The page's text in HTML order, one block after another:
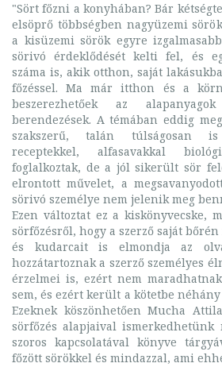
"Sört főzni a konyhában? Bár
elsöprő többségben nagyüzemi
a kisüzemi sörök egyre
sörivó érdeklődését kelti fel, és
száma is, akik otthon, saját
főzéssel. Ma már itthon és a
beszerezhetőek az
berendezések. A témában eddig
szakszerű, talán túlságosan
receptekkel, alfasavakkal
foglalkoztak, de a jól sikerült sör
elrontott művelet, a
sörivó személye nem jelenik meg
Ezen változtat ez a kiskönyvecske,
sörfőzésről, hogy a szerző saját
és kudarcait is elmondja az
hozzátartoznak a szerző személyes
érzelmei is, ezért nem
sem, és ezért került a kötetbe
Ezeknek köszönhetően Mucha
sörfőzés alapjaival ismerkedhetünk
szoros kapcsolatával könyve
főzött sörökkel és mindazzal, ami